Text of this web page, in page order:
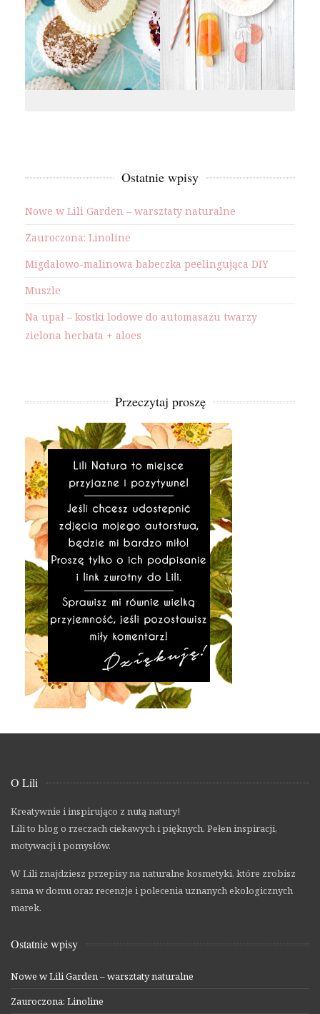
Ostatnie wpisy
Nowe w Lili Garden – warsztaty naturalne
Zauroczona: Linoline
Migdałowo-malinowa babeczka peelingująca DIY
Muszle
Na upał – kostki lodowe do automasażu twarzy
zielona herbata + aloes
Przeczytaj proszę
O Lili
Kreatywnie i inspirująco z nutą natury!
Lili to blog o rzeczach ciekawych i pięknych. Pełen inspiracji,
motywacji i pomysłów.
W Lili znajdziesz przepisy na naturalne kosmetyki, które zrobisz
sama w domu oraz recenzje i polecenia uznanych ekologicznych
marek.
Ostatnie wpisy
Nowe w Lili Garden – warsztaty naturalne
Zauroczona: Linoline